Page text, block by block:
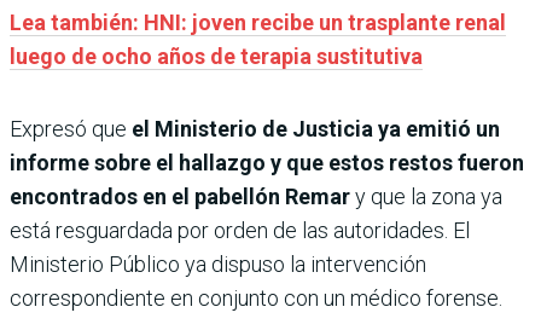
Lea también: HNI: joven recibe un trasplante renal
luego de ocho años de terapia sustitutiva
Expresó que el Ministerio de Justicia ya emitió un
informe sobre el hallazgo y que estos restos fueron
encontrados en el pabellón Remary que la zona ya
está resguardada por orden de las autoridades. El
Ministerio Público ya dispuso la intervención
correspondiente en conjunto con un médico forense.